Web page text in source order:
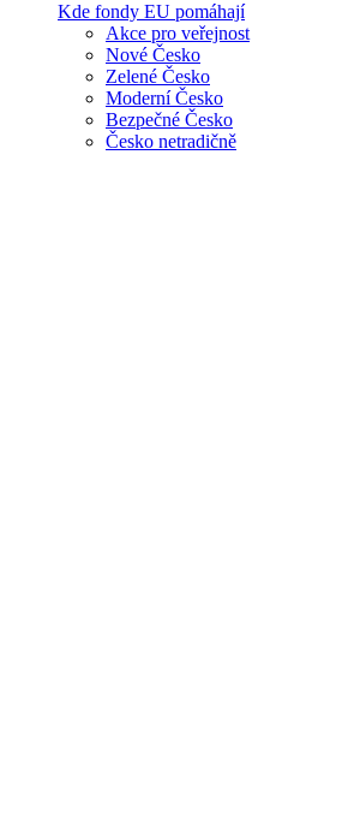
Kde fondy EU pomáhají
Akce pro veřejnost
Nové Česko
Zelené Česko
Moderní Česko
Bezpečné Česko
Česko netradičně